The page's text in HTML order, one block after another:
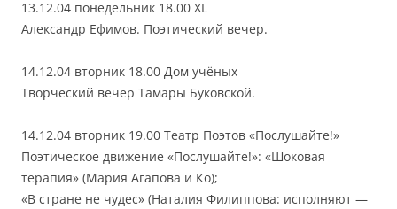
13.12.04 понедельник 18.00 XL
Александр Ефимов. Поэтический вечер.
14.12.04 вторник 18.00 Дом учёных
Творческий вечер Тамары Буковской.
14.12.04 вторник 19.00 Театр Поэтов «Послушайте!»
Поэтическое движение «Послушайте!»: «Шоковая
терапия» (Мария Агапова и Ко);
«В стране не чудес» (Наталия Филиппова: исполняют —